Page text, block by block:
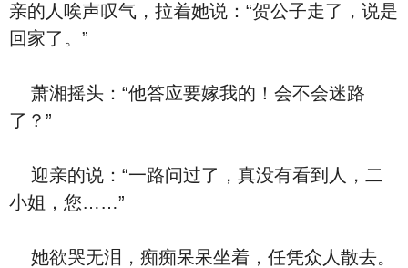
亲的人唉声叹气，拉着她说：“贺公子走了，说是
回家了。”
萧湘摇头：“他答应要嫁我的！会不会迷路
了？”
迎亲的说：“一路问过了，真没有看到人，二
小姐，您……”
她欲哭无泪，痴痴呆呆坐着，任凭众人散去。